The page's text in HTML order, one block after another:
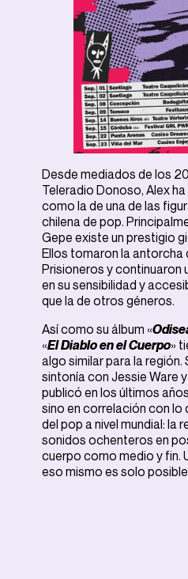
Desde mediados de los
Teleradio Donoso, Alex
como la de una de las
chilena de pop.
Gepe existe un prestigio
Ellos tomaron la antorcha
Prisioneros y continuaron
en su sensibilidad y
que la de otros géneros.
Así como su álbum «
«El Diablo en el Cuerpo»
algo similar para la
sintonía con Jessie Ware
publicó en los últimos
sino en correlación con lo
del pop a nivel mundial: la
sonidos ochenteros en
cuerpo como medio y fin.
eso mismo es solo